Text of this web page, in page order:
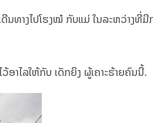
ງໄປໂຮງໝໍ ກັບແມ່ ໃນລະຫວ່າງທີ່ມີ
າໄລໃຫ້ກັບ ເດັກຍິງ ຜູ້ເຄາະຮ້າຍຄົນນີ້.